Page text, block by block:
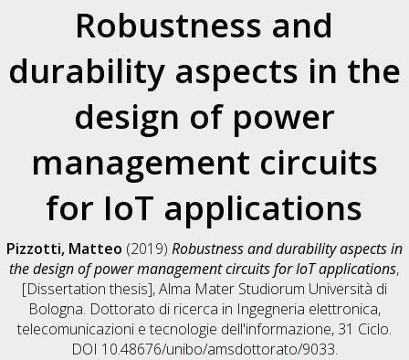
Robustness and
durability aspects in the
design of power
management circuits
for IoT applications
Pizzotti, Matteo (2019) Robustness and durability aspects in
the design of power management circuits for IoT applications,
[Dissertation thesis], Alma Mater Studiorum Università di
Bologna. Dottorato di ricerca in Ingegneria elettronica,
telecomunicazioni e tecnologie dell'informazione, 31 Ciclo.
DOI 10.48676/unibo/amsdottorato/9033.